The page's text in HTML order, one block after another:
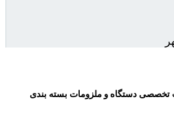
تخصصی دستگاه و ملزومات بسته بندی